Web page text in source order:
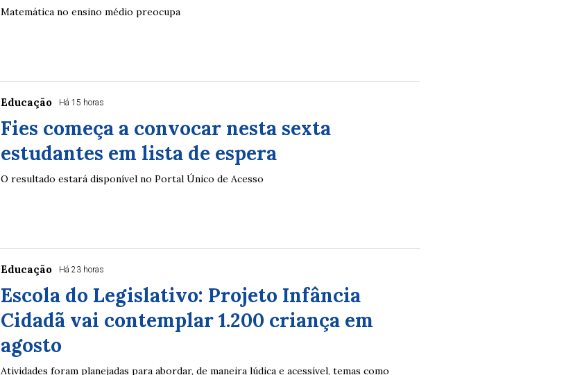
Matemática no ensino médio preocupa
Educação Há 15 horas
Fies começa a convocar nesta sexta
estudantes em lista de espera
O resultado estará disponível no Portal Único de Acesso
Educação Há 23 horas
Escola do Legislativo: Projeto Infância
Cidadã vai contemplar 1.200 criança em
agosto
Atividades foram planejadas para abordar, de maneira lúdica e acessível, temas como